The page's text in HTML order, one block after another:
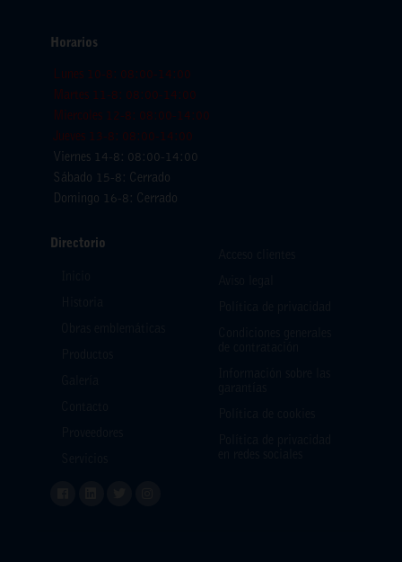
Directorio
Horarios
Lunes 10-8: 08:00-14:00
Martes 11-8: 08:00-14:00
Miercoles 12-8: 08:00-14:00
Jueves 13-8: 08:00-14:00
Viernes 14-8: 08:00-14:00
Sábado 15-8: Cerrado
Domingo 16-8: Cerrado